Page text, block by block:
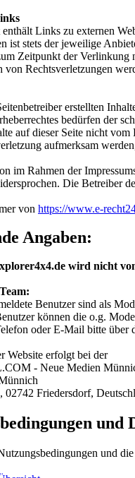
Links zu externen
ist stets der jeweilige
Zeitpunkt der Verlinkung
von Rechtsverletzungen
erstellten
bedürfen der
auf dieser Seite nicht
aufmerksam
im Rahmen der
Die Betreiber
von https://www.e-
Angaben:
wird nicht
Benutzer sind als
können die o.g.
oder E-Mail bitte über
Website erfolgt bei der
- Neue Medien
02742 Friedersdorf,
und
und